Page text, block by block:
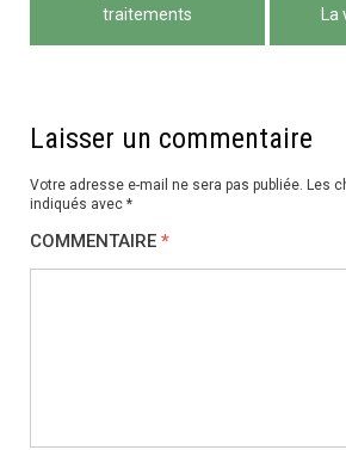
l’article
traitements
Laisser un commentaire
Votre adresse e-mail ne sera pas publiée. Les
indiqués avec *
COMMENTAIRE *